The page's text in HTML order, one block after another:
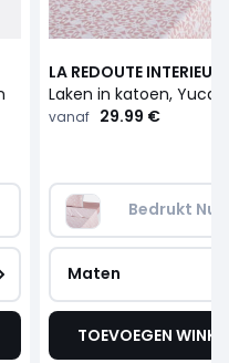
LA REDOUTE
Laken in katoen,
vanaf 29.99 €
Bedrukt
Maten
TOEVOEGEN